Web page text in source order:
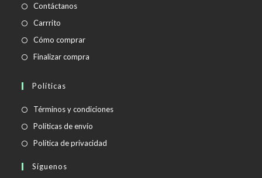
Contáctanos
Carrrito
Cómo comprar
Finalizar compra
Políticas
Términos y condicionesSe
Políticas de envío
abre
Política de privacidad
Síguenos